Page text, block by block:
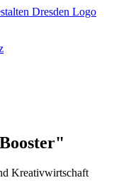
Kreativwirtschaft